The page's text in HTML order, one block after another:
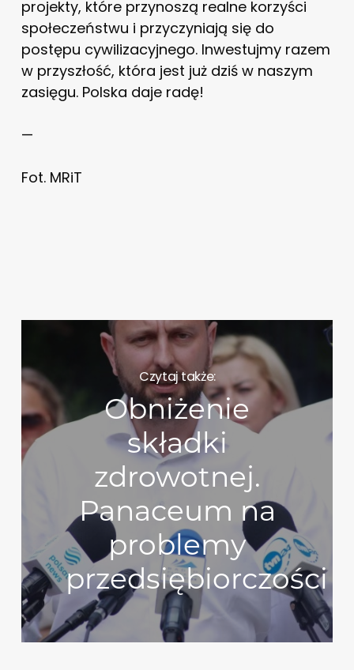
projekty, które przynoszą realne korzyści
społeczeństwu i przyczyniają się do
postępu cywilizacyjnego. Inwestujmy razem
w przyszłość, która jest już dziś w naszym
zasięgu. Polska daje radę!
—
Fot. MRiT
Czytaj także:
Obniżenie
składki
zdrowotnej.
Panaceum na
problemy
przedsiębiorczości